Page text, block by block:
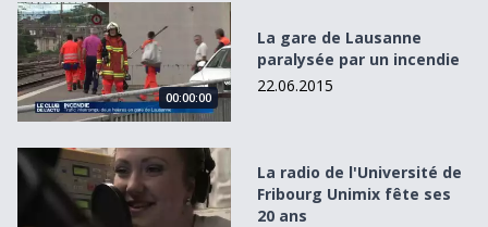
La gare de Lausanne paralysée par un incendie
00:00:00
La gare de Lausanne
paralysée par un incendie
22.06.2015
La radio de l&#039;Université de Fribourg Unimix fête
La radio de l'Université de
Fribourg Unimix fête ses
20 ans